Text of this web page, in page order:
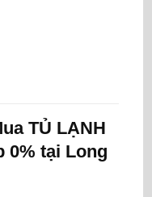
TỦ LẠNH
0% tại Long